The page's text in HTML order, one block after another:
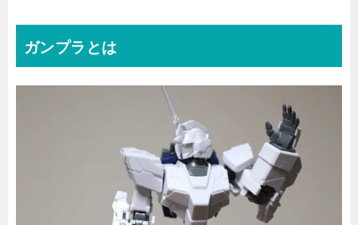
ガンプラとは